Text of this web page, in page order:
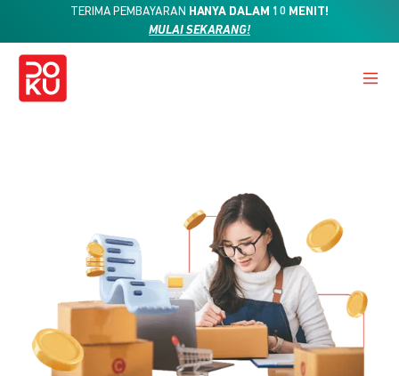
TERIMA PEMBAYARAN HANYA DALAM 10 MENIT!
MULAI SEKARANG!